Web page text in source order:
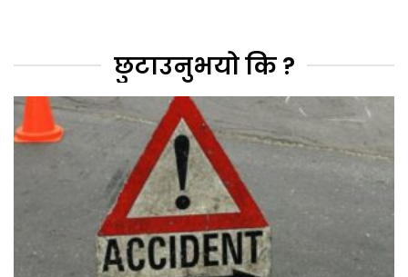
छुटाउनुभयो कि ?